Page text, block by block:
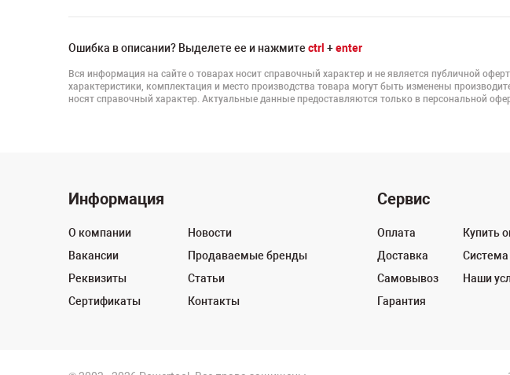
Ошибка в описании? Выделете ее и нажмите ctrl +enter
Вся информация на сайте о товарах носит справочный характер и не является публичной
характеристики, комплектация и место производства товара могут быть изменены
носят справочный характер. Актуальные данные предоставляются только в персональной
Информация
О компании
Вакансии
Реквизиты
Сертификаты
Новости
Продаваемые бренды
Статьи
Контакты
Сервис
Оплата
Доставка
Самовывоз
Гарантия
Купить
Система
Наши